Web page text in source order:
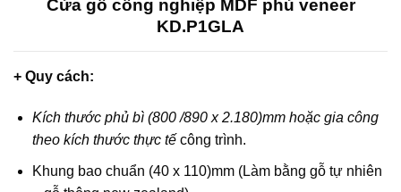
Cửa gỗ công nghiệp MDF phủ veneer
KD.P1GLA
+ Quy cách:
Kích thước phủ bì (800 /890 x 2.180)mm hoặc gia công
theo kích thước thực tế công trình.
Khung bao chuẩn (40 x 110)mm (Làm bằng gỗ tự nhiên